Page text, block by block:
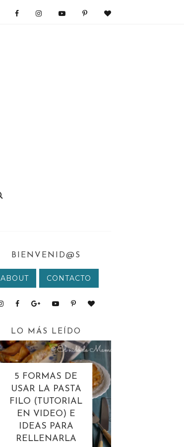
BIENVENID@S
ABOUT CONTACTO
LO MÁS LEÍDO
5 FORMAS DE
USAR LA PASTA
FILO (TUTORIAL
EN VIDEO) E
IDEAS PARA
RELLENARLA